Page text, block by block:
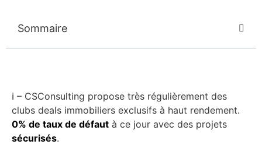
Sommaire
ℹ️ – CSConsulting propose très régulièrement des
clubs deals immobiliers exclusifs à haut rendement.
0% de taux de défaut à ce jour avec des projets
sécurisés.